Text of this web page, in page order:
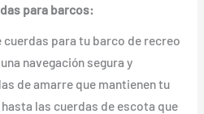
para barcos:
para tu barco de recreo
navegación segura y
de amarre que mantienen tu
las cuerdas de escota que